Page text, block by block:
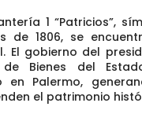
1 “Patricios”,
de 1806, se
El gobierno del
Bienes del
en Palermo,
el patrimonio